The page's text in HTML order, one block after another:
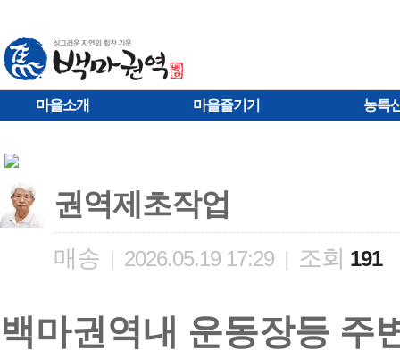
마을소개 마을즐기기 농특
권역제초작업
매송 | 2026.05.19 17:29 | 조회 191
백마권역내 운동장등 주